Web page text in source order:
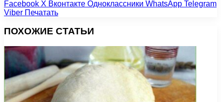
Facebook X Вконтакте Одноклассники WhatsApp Telegram
Viber Печатать
ПОХОЖИЕ СТАТЬИ